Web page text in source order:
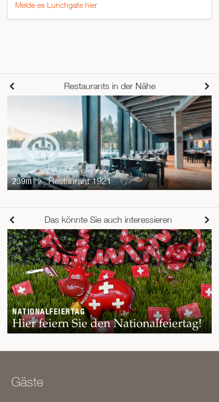
Melde es Lunchgate hier
Restaurants in der Nähe
239m Restaurant 1921
Das könnte Sie auch interessieren
NATIONALFEIERTAG
Hier feiern Sie den Nationalfeiertag!
Gäste